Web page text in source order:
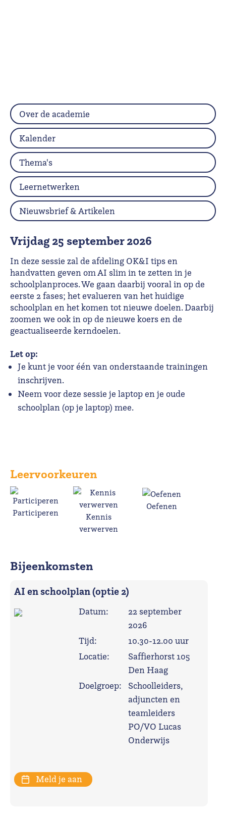
vrijdag 25 september 2026
In deze sessie zal de afdeling OK&I tips en
handvatten geven om AI slim in te zetten in je
schoolplanproces. We gaan daarbij vooral in op de
eerste 2 fases; het evalueren van het huidige
schoolplan en het komen tot nieuwe doelen. Daarbij
zoomen we ook in op de nieuwe koers en de
geactualiseerde kerndoelen.
Let op:
Je kunt je voor één van onderstaande trainingen
inschrijven.
Neem voor deze sessie je laptop en je oude
schoolplan (op je laptop) mee.
Leervoorkeuren
Participeren
Kennis
verwerven
Oefenen
Bijeenkomsten
AI en schoolplan (optie 2)
Datum:
22 september
2026
Tijd:
10.30-12.00 uur
Locatie:
Saffierhorst 105
Den Haag
Doelgroep:
Schoolleiders,
adjuncten en
teamleiders
PO/VO Lucas
Onderwijs
Meld je aan
Over de academie
Kalender
Thema's
Leernetwerken
Nieuwsbrief & Artikelen